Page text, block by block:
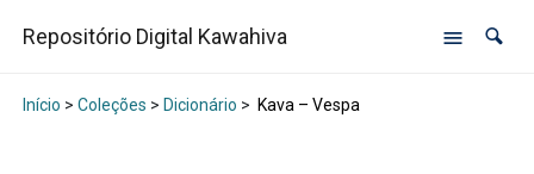
Repositório Digital Kawahiva
Início > Coleções > Dicionário > Kava – Vespa